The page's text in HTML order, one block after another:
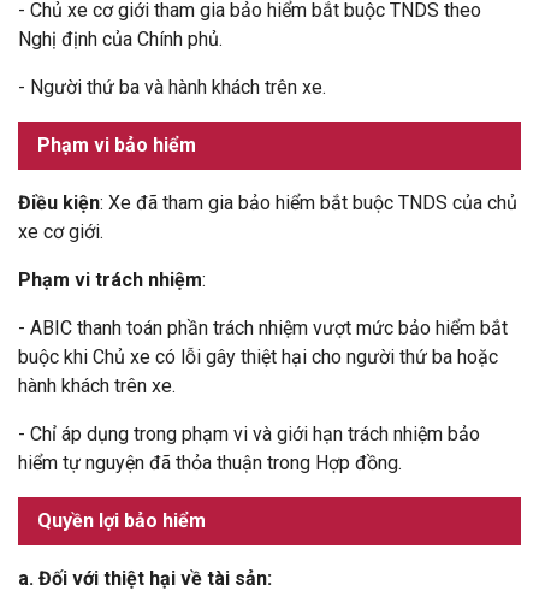
- Chủ xe cơ giới tham gia bảo hiểm bắt buộc TNDS theo
Nghị định của Chính phủ.
- Người thứ ba và hành khách trên xe.
Phạm vi bảo hiểm
Điều kiện: Xe đã tham gia bảo hiểm bắt buộc TNDS của chủ
xe cơ giới.
Phạm vi trách nhiệm:
- ABIC thanh toán phần trách nhiệm vượt mức bảo hiểm bắt
buộc khi Chủ xe có lỗi gây thiệt hại cho người thứ ba hoặc
hành khách trên xe.
- Chỉ áp dụng trong phạm vi và giới hạn trách nhiệm bảo
hiểm tự nguyện đã thỏa thuận trong Hợp đồng.
Quyền lợi bảo hiểm
a. Đối với thiệt hại về tài sản: